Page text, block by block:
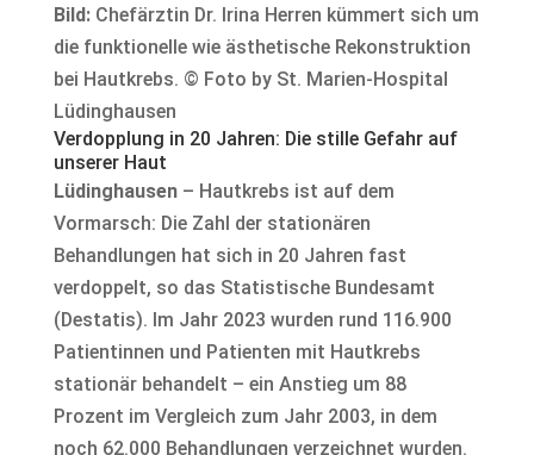
Bild:Chefärztin Dr. Irina Herren kümmert sich um
die funktionelle wie ästhetische Rekonstruktion
bei Hautkrebs. © Foto by St. Marien-Hospital
Lüdinghausen
Verdopplung in 20 Jahren: Die stille Gefahr auf
unserer Haut
Lüdinghausen– Hautkrebs ist auf dem
Vormarsch: Die Zahl der stationären
Behandlungen hat sich in 20 Jahren fast
verdoppelt, so das Statistische Bundesamt
(Destatis). Im Jahr 2023 wurden rund 116.900
Patientinnen und Patienten mit Hautkrebs
stationär behandelt – ein Anstieg um 88
Prozent im Vergleich zum Jahr 2003, in dem
noch 62.000 Behandlungen verzeichnet wurden.